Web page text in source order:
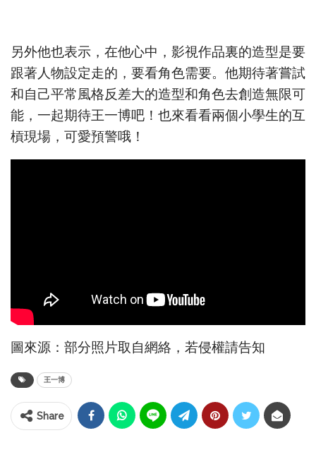
另外他也表示，在他心中，影視作品裏的造型是要
跟著人物設定走的，要看角色需要。他期待著嘗試
和自己平常風格反差大的造型和角色去創造無限可
能，一起期待王一博吧！也來看看兩個小學生的互
槓現場，可愛預警哦！
圖來源：部分照片取自網絡，若侵權請告知
王一博
Share